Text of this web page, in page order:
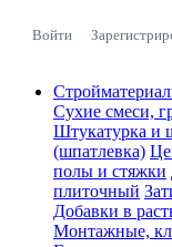
Войти
Сухие смеси,
Штукатурка и
(шпатлевка)
полы и стяжки
плиточный
Добавки в
Монтажные,